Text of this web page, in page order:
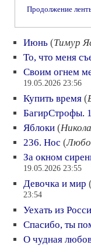
Продолжение
Июнь (Тимур
То, что меня
Своим огнем
19.05.2026 23:56
Купить время (
БагирСтрофы.
Яблоки (
236. Нос (
За окном
19.05.2026 23:55
Девочка и мир (
23:54
Уехать из
Спасибо, ты
О чудная